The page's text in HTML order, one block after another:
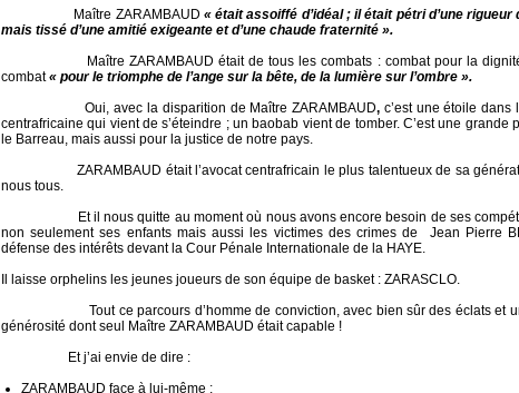
Maître ZARAMBAUD « était assoiffé d’idéal ; il était pétri d’une
mais tissé d’une amitié exigeante et d’une chaude fraternité ».
Maître ZARAMBAUD était de tous les combats : combat pour la dignité,
combat« pour le triomphe de l’ange sur la bête, de la lumière sur l’ombre ».
Oui, avec la disparition de Maître ZARAMBAUD, c’est une étoile dans
centrafricaine qui vient de s’éteindre ; un baobab vient de tomber. C’est une grande
le Barreau, mais aussi pour la justice de notre pays.
ZARAMBAUD était l’avocat centrafricain le plus talentueux de sa
nous tous.
Et il nous quitte au moment où nous avons encore besoin de ses
non seulement ses enfants mais aussi les victimes des crimes de Jean Pierre
défense des intérêts devant la Cour Pénale Internationale de la HAYE.
Il laisse orphelins les jeunes joueurs de son équipe de basket : ZARASCLO.
Tout ce parcours d’homme de conviction, avec bien sûr des éclats et un
générosité dont seul Maître ZARAMBAUD était capable !
Et j’ai envie de dire :
ZARAMBAUD face à lui-même ;